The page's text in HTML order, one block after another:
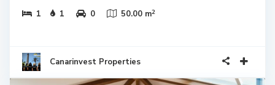
1
1 0 50.00 m2
Canarinvest Properties